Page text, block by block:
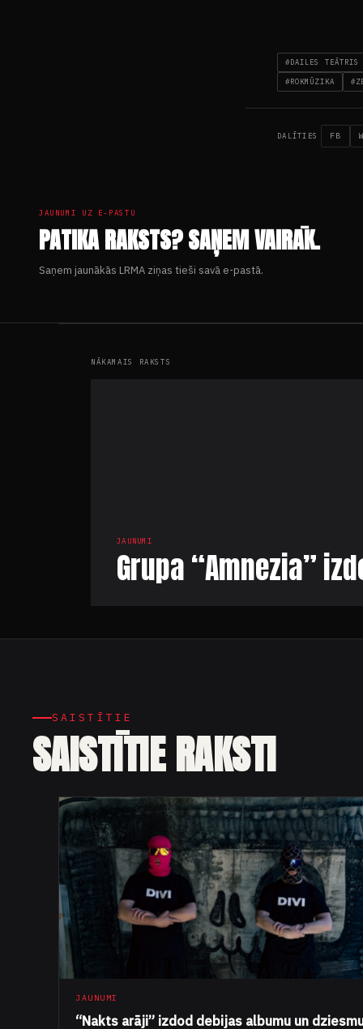
#DAILES TEĀTRIS
#ROKMŪZIKA
DALĪTIES FB
JAUNUMI UZ E-PASTU
PATIKA RAKSTS? SAŅEM VAIRĀK.
Saņem jaunākās LRMA ziņas tieši savā e-pastā.
NĀKAMAIS RAKSTS
JAUNUMI
Grupa “Amnezia”
SAISTĪTIE
SAISTĪTIE RAKSTI
JAUNUMI
“Nakts arāji” izdod debijas albumu un